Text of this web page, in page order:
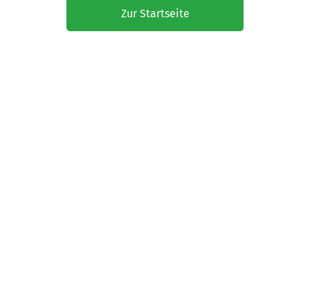
Zur Startseite